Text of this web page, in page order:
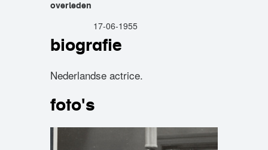
overleden
17-06-1955
biografie
Nederlandse actrice.
foto's